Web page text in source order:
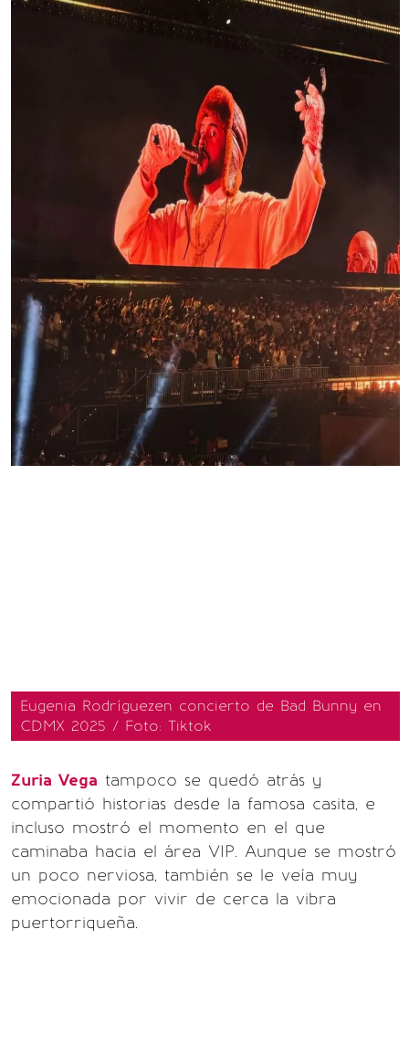
Eugenia Rodríguezen concierto de Bad Bunny en
CDMX 2025 / Foto: Tiktok
Zuria Vega tampoco se quedó atrás y
compartió historias desde la famosa casita, e
incluso mostró el momento en el que
caminaba hacia el área VIP. Aunque se mostró
un poco nerviosa, también se le veía muy
emocionada por vivir de cerca la vibra
puertorriqueña.